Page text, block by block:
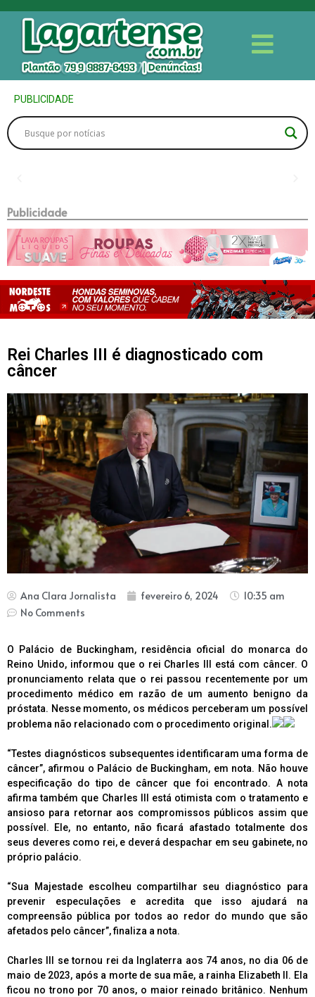
PUBLICIDADE
Publicidade
Rei Charles III é diagnosticado com
câncer
Ana Clara Jornalista fevereiro 6, 2024
10:35 am
No Comments
O Palácio de Buckingham, residência oficial do monarca do
Reino Unido, informou que o rei Charles III está com câncer. O
pronunciamento relata que o rei passou recentemente por um
procedimento médico em razão de um aumento benigno da
próstata. Nesse momento, os médicos perceberam um possível
problema não relacionado com o procedimento original.
“Testes diagnósticos subsequentes identificaram uma forma de
câncer”, afirmou o Palácio de Buckingham, em nota. Não houve
especificação do tipo de câncer que foi encontrado. A nota
afirma também que Charles III está otimista com o tratamento e
ansioso para retornar aos compromissos públicos assim que
possível. Ele, no entanto, não ficará afastado totalmente dos
seus deveres como rei, e deverá despachar em seu gabinete, no
próprio palácio.
“Sua Majestade escolheu compartilhar seu diagnóstico para
prevenir especulações e acredita que isso ajudará na
compreensão pública por todos ao redor do mundo que são
afetados pelo câncer”, finaliza a nota.
Charles III se tornou rei da Inglaterra aos 74 anos, no dia 06 de
maio de 2023, após a morte de sua mãe, a rainha Elizabeth II. Ela
ficou no trono por 70 anos, o maior reinado britânico. Nenhum